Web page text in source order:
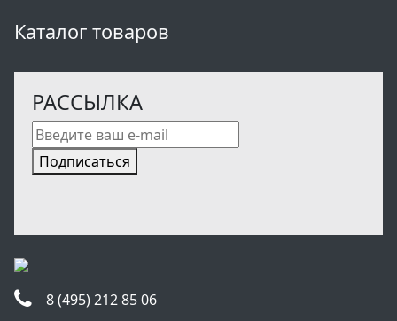
Каталог товаров
РАССЫЛКА
Подписаться
8 (495) 212 85 06